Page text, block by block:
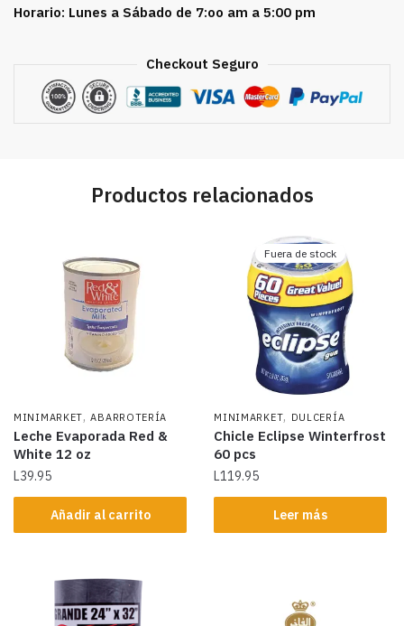
12
Horario: Lunes a Sábado de 7:oo am a 5:00 pm
Checkout Seguro
Productos relacionados
MINIMARKET,ABARROTERÍA
Leche Evaporada Red &
White 12 oz
L39.95
Añadir al carrito
Fuera de stock
MINIMARKET, DULCERÍA
Chicle Eclipse Winterfrost
60 pcs
L119.95
Leer más